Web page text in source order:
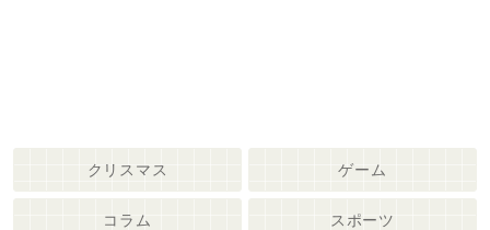
クリスマス ゲーム
コラム スポーツ